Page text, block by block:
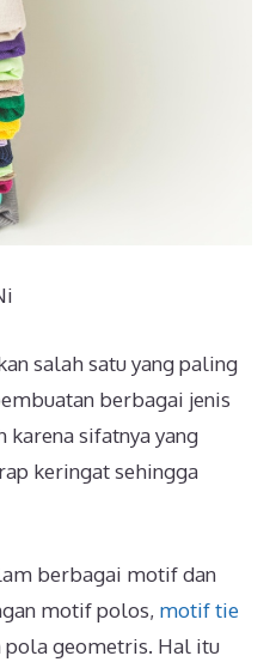
salah satu yang paling
berbagai jenis
karena sifatnya yang
keringat sehingga
berbagai motif dan
motif polos, motif tie
pola geometris. Hal itu